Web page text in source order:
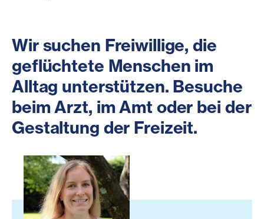
Wir suchen Freiwillige, die
geflüchtete Menschen im
Alltag unterstützen. Besuche
beim Arzt, im Amt oder bei der
Gestaltung der Freizeit.